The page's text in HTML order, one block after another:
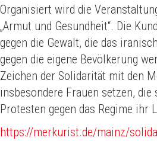
Organisiert wird die
„Armut und Gesundheit“. Die
gegen die Gewalt, die das
gegen die eigene Bevölkerung
Zeichen der Solidarität mit den
insbesondere Frauen setzen,
Protesten gegen das Regime ihr
https://merkurist.de/mainz/